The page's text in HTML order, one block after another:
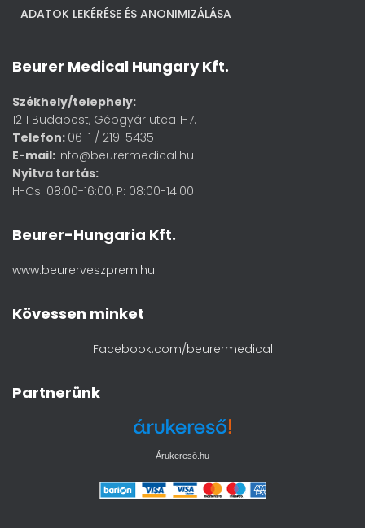
ADATOK LEKÉRÉSE ÉS ANONIMIZÁLÁSA
Beurer Medical Hungary Kft.
Székhely/telephely:
1211 Budapest, Gépgyár utca 1-7.
Telefon: 06-1 / 219-5435
E-mail: info@beurermedical.hu
Nyitva tartás:
H-Cs: 08:00-16:00, P: 08:00-14:00
Beurer-Hungaria Kft.
www.beurerveszprem.hu
Kövessen minket
Facebook.com/beurermedical
Partnerünk
Árukereső.hu